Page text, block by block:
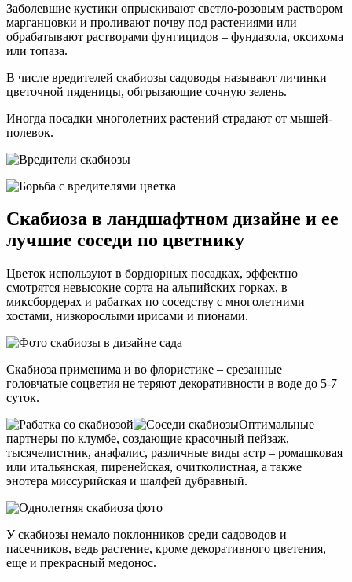
Заболевшие кустики опрыскивают светло-розовым раствором
марганцовки и проливают почву под растениями или
обрабатывают растворами фунгицидов – фундазола, оксихома
или топаза.
В числе вредителей скабиозы садоводы называют личинки
цветочной пяденицы, обгрызающие сочную зелень.
Иногда посадки многолетних растений страдают от мышей-
полевок.
Скабиоза в ландшафтном дизайне и ее
лучшие соседи по цветнику
Цветок используют в бордюрных посадках, эффектно
смотрятся невысокие сорта на альпийских горках, в
миксбордерах и рабатках по соседству с многолетними
хостами, низкорослыми ирисами и пионами.
Скабиоза применима и во флористике – срезанные
головчатые соцветия не теряют декоративности в воде до 5-7
суток.
Оптимальные
партнеры по клумбе, создающие красочный пейзаж, –
тысячелистник, анафалис, различные виды астр – ромашковая
или итальянская, пиренейская, очитколистная, а также
энотера миссурийская и шалфей дубравный.
У скабиозы немало поклонников среди садоводов и
пасечников, ведь растение, кроме декоративного цветения,
еще и прекрасный медонос.